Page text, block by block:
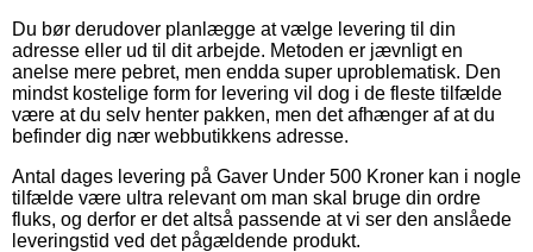
Du bør derudover planlægge at vælge levering til din
adresse eller ud til dit arbejde. Metoden er jævnligt en
anelse mere pebret, men endda super uproblematisk. Den
mindst kostelige form for levering vil dog i de fleste tilfælde
være at du selv henter pakken, men det afhænger af at du
befinder dig nær webbutikkens adresse.
Antal dages levering på Gaver Under 500 Kroner kan i nogle
tilfælde være ultra relevant om man skal bruge din ordre
fluks, og derfor er det altså passende at vi ser den anslåede
leveringstid ved det pågældende produkt.